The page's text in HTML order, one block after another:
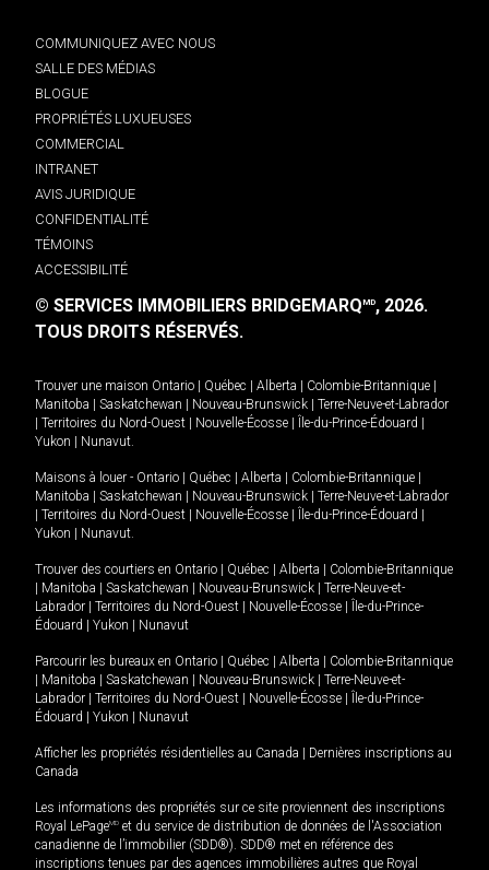
COMMUNIQUEZ AVEC NOUS
SALLE DES MÉDIAS
BLOGUE
PROPRIÉTÉS LUXUEUSES
COMMERCIAL
INTRANET
AVIS JURIDIQUE
CONFIDENTIALITÉ
TÉMOINS
ACCESSIBILITÉ
© SERVICES IMMOBILIERS BRIDGEMARQMD, 2026.
TOUS DROITS RÉSERVÉS.
Trouver une maison Ontario Québec Alberta Colombie-Britannique
Manitoba
Saskatchewan Nouveau-Brunswick
Terre-Neuve-et-Labrador
Territoires du Nord-Ouest Nouvelle-Écosse Île-du-Prince-Édouard
Yukon
Nunavut.
Maisons à louer - Ontario Québec Alberta Colombie-Britannique
Manitoba
Saskatchewan Nouveau-Brunswick
Terre-Neuve-et-Labrador
Territoires du Nord-Ouest Nouvelle-Écosse Île-du-Prince-Édouard
Yukon
Nunavut.
Trouver des courtiers en Ontario Québec Alberta
Colombie-Britannique
Manitoba Saskatchewan Nouveau-Brunswick
Terre-Neuve-et-
Labrador
Territoires du Nord-Ouest Nouvelle-Écosse
Île-du-Prince-
Édouard
Yukon Nunavut
Parcourir les bureaux en Ontario Québec Alberta
Colombie-Britannique
Manitoba Saskatchewan Nouveau-Brunswick
Terre-Neuve-et-
Labrador
Territoires du Nord-Ouest Nouvelle-Écosse
Île-du-Prince-
Édouard
Yukon Nunavut
Afficher les propriétés résidentielles au Canada
Dernières inscriptions au
Canada
Les informations des propriétés sur ce site proviennent des inscriptions
Royal LePageMD et du service de distribution de données de l'Association
canadienne de l’immobilier (SDD®). SDD® met en référence des
inscriptions tenues par des agences immobilières autres que Royal